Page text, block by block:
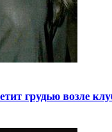
грудью возле